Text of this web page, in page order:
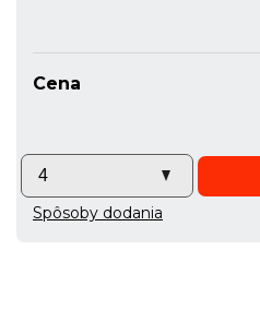
Cena
Spôsoby dodania